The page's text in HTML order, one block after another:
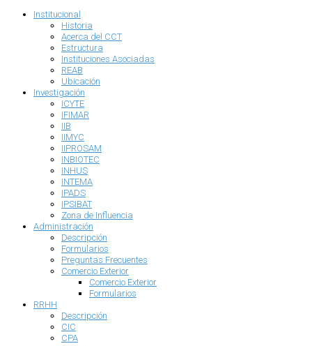
Institucional
Historia
Acerca del CCT
Estructura
Instituciones Asociadas
REAB
Ubicación
Investigación
ICYTE
IFIMAR
IIB
IIMYC
IIPROSAM
INBIOTEC
INHUS
INTEMA
IPADS
IPSIBAT
Zona de Influencia
Administración
Descripción
Formularios
Preguntas Frecuentes
Comercio Exterior
Comercio Exterior
Formularios
RRHH
Descripción
CIC
CPA